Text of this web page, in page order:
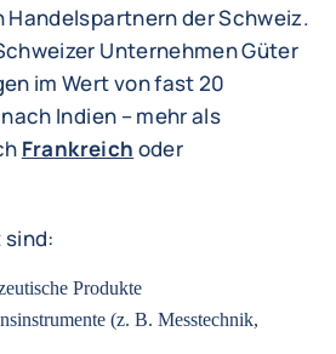
der Schweiz.
Unternehmen Güter
im Wert von fast 20
Indien – mehr als
Frankreich oder
Produkte
(z. B. Messtechnik,